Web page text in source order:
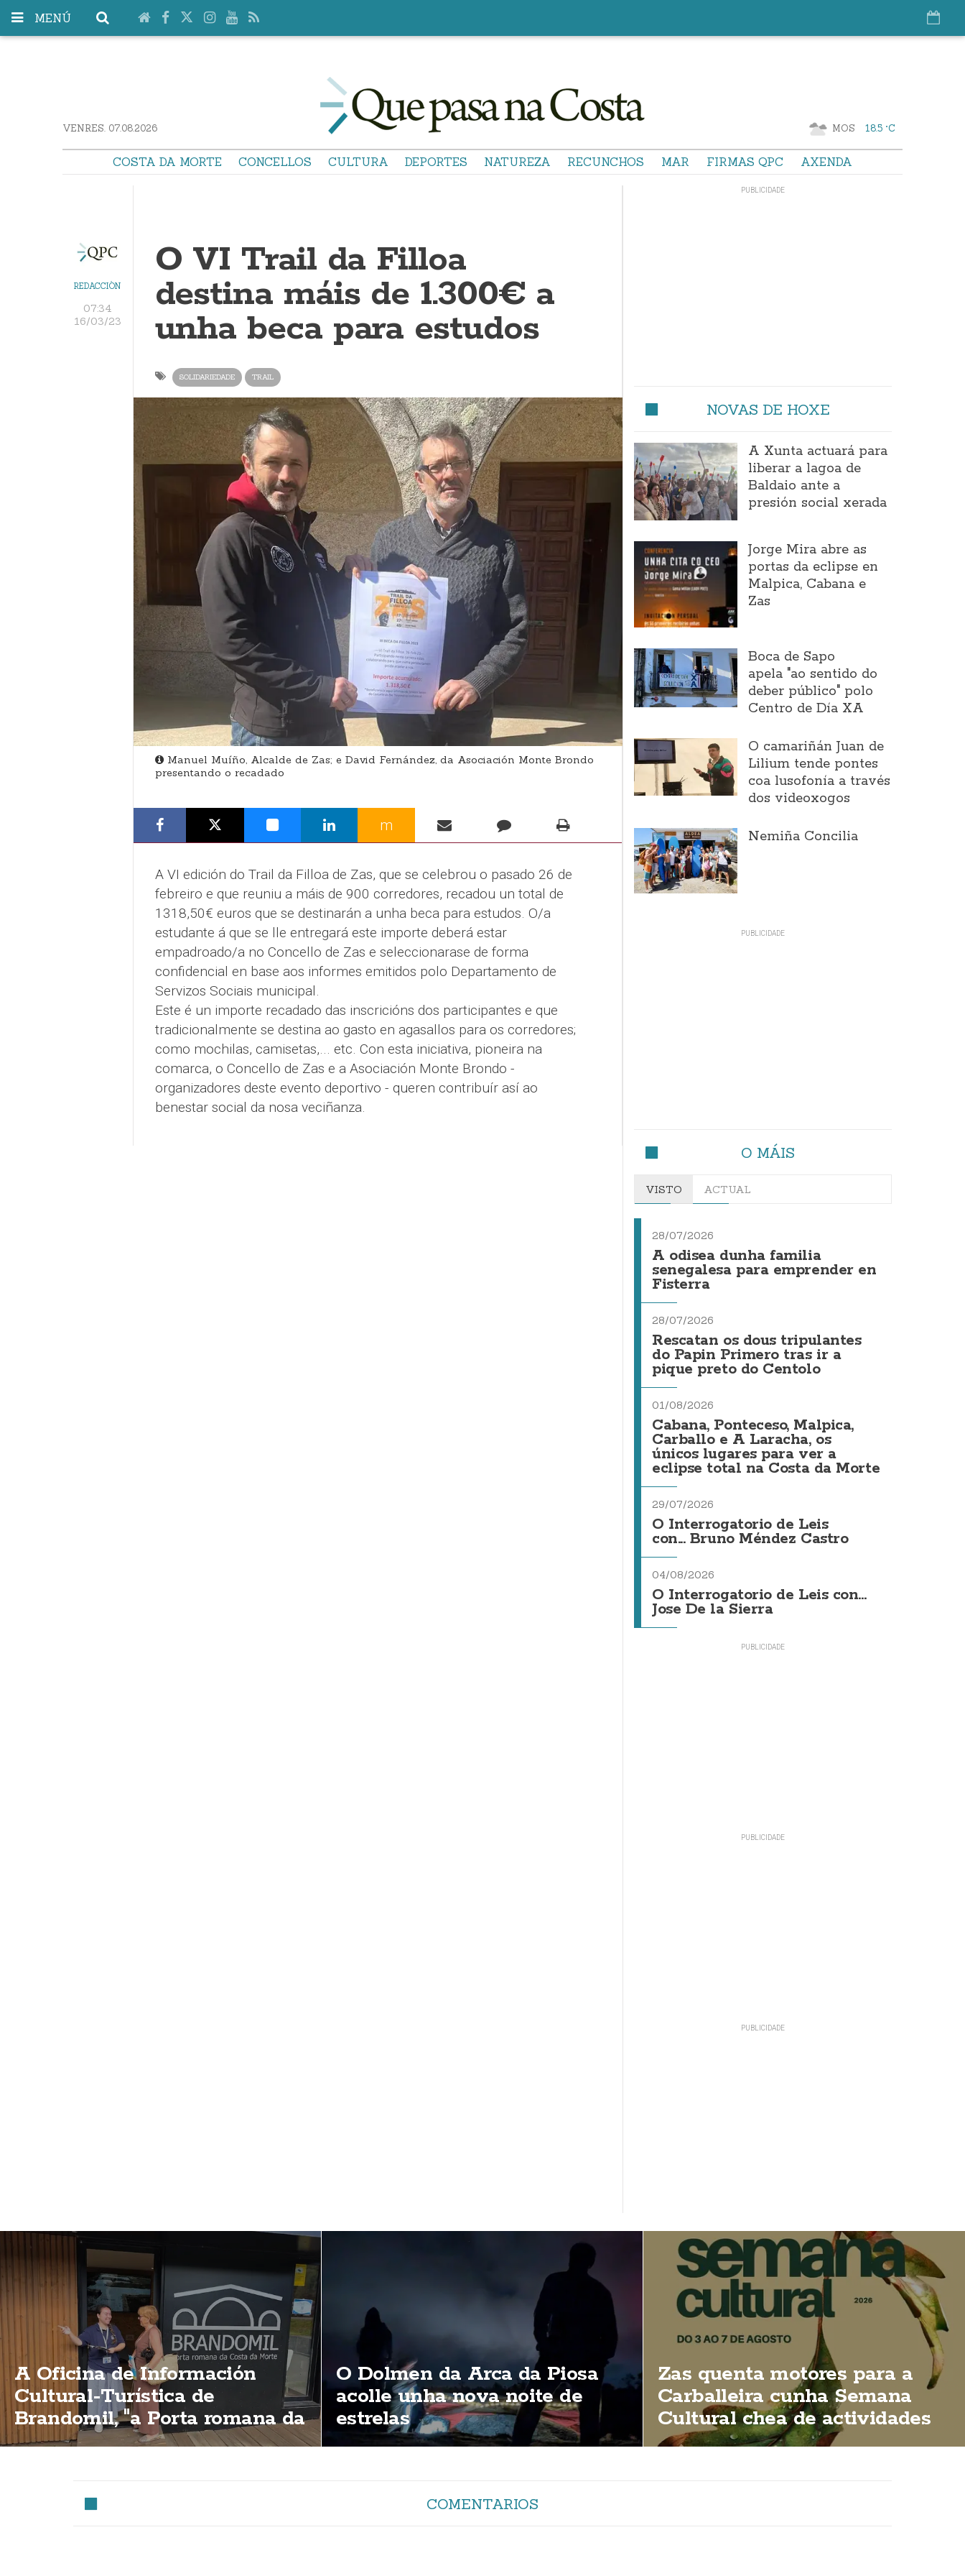
MENÚ
VENRES. 07.08.2026 MOS 18.5 °C
COSTA DA MORTE CONCELLOS CULTURA DEPORTES NATUREZA RECUNCHOS MAR FIRMAS QPC AXENDA
REDACCIÓN
07:34
16/03/23
O VI Trail da Filloa
destina máis de 1.300€ a
unha beca para estudos
SOLIDARIEDADE TRAIL
Manuel Muíño, Alcalde de Zas; e David Fernández, da Asociación Monte Brondo
presentando o recadado
m
A VI edición do Trail da Filloa de Zas, que se celebrou o pasado 26 de
febreiro e que reuniu a máis de 900 corredores, recadou un total de
1318,50€ euros que se destinarán a unha beca para estudos. O/a
estudante á que se lle entregará este importe deberá estar
empadroado/a no Concello de Zas e seleccionarase de forma
confidencial en base aos informes emitidos polo Departamento de
Servizos Sociais municipal.
Este é un importe recadado das inscricións dos participantes e que
tradicionalmente se destina ao gasto en agasallos para os corredores;
como mochilas, camisetas,... etc. Con esta iniciativa, pioneira na
comarca, o Concello de Zas e a Asociación Monte Brondo -
organizadores deste evento deportivo - queren contribuír así ao
benestar social da nosa veciñanza.
NOVAS DE HOXE
A Xunta actuará para
liberar a lagoa de
Baldaio ante a
presión social xerada
Jorge Mira abre as
portas da eclipse en
Malpica, Cabana e
Zas
Boca de Sapo
apela "ao sentido do
deber público" polo
Centro de Día XA
O camariñán Juan de
Lilium tende pontes
coa lusofonía a través
dos videoxogos
Nemiña Concilia
O MÁIS
VISTO ACTUAL
28/07/2026
A odisea dunha familia
senegalesa para emprender en
Fisterra
28/07/2026
Rescatan os dous tripulantes
do Papin Primero tras ir a
pique preto do Centolo
01/08/2026
Cabana, Ponteceso, Malpica,
Carballo e A Laracha, os
únicos lugares para ver a
eclipse total na Costa da Morte
29/07/2026
O Interrogatorio de Leis
con... Bruno Méndez Castro
04/08/2026
O Interrogatorio de Leis con...
Jose De la Sierra
A Oficina de Información
Cultural-Turística de
Brandomil, "a Porta romana da
Costa da Morte"
O Dolmen da Arca da Piosa
acolle unha nova noite de
estrelas
Zas quenta motores para a
Carballeira cunha Semana
Cultural chea de actividades
COMENTARIOS